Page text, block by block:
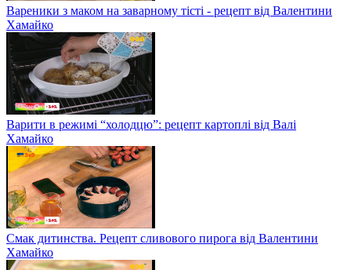
Вареники з маком на заварному тісті - рецепт від Валентини
Хамайко
Варити в режимі “холодцю”: рецепт картоплі від Валі
Хамайко
Смак дитинства. Рецепт сливового пирога від Валентини
Хамайко